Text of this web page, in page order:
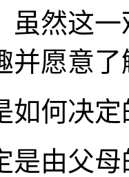
虽然这
并愿意
何决定
由父母